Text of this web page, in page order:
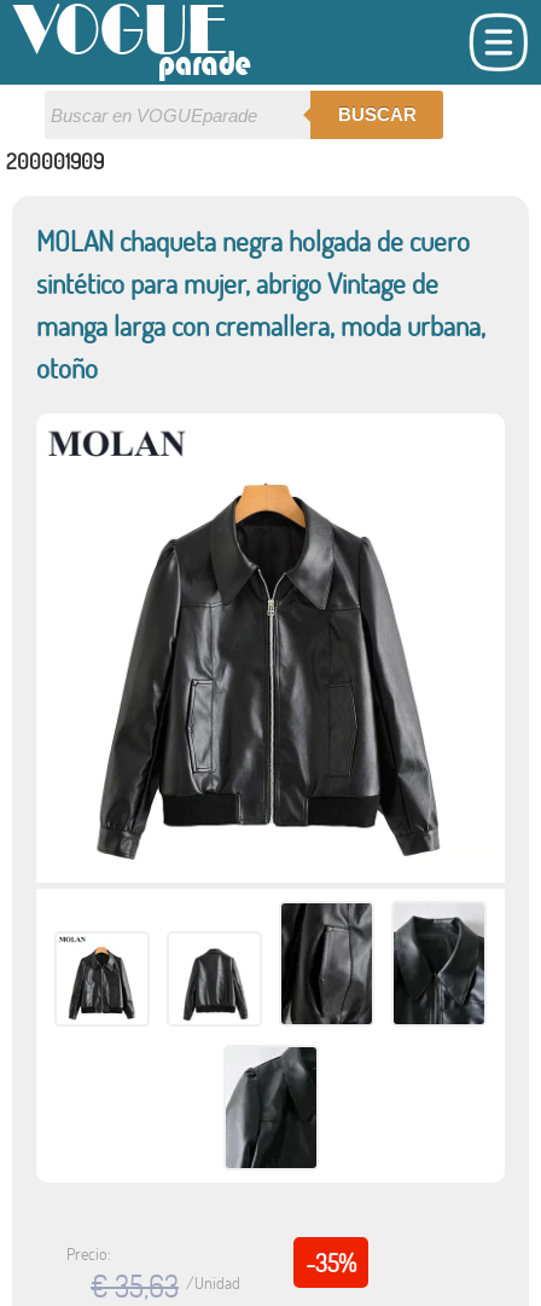
BUSCAR
200001909
MOLAN chaqueta negra holgada de cuero
sintético para mujer, abrigo Vintage de
manga larga con cremallera, moda urbana,
otoño
-35%
Precio:
€ 35,63 /Unidad